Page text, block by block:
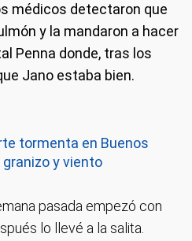
médicos detectaron que
y la mandaron a hacer
Penna donde, tras los
Jano estaba bien.
tormenta en Buenos
y viento
pasada empezó con
lo llevé a la salita.